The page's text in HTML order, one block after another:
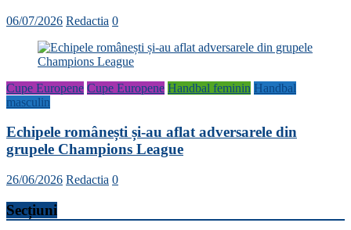
06/07/2026 Redactia 0
Cupe Europene Cupe Europene Handbal feminin Handbal
masculin
Echipele românești și-au aflat adversarele din
grupele Champions League
26/06/2026 Redactia 0
Secțiuni